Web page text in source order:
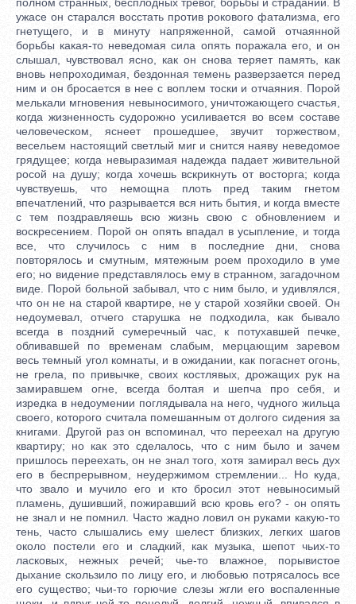
ужасе он старался восстать против рокового фатализма, его
гнетущего, и в минуту напряженной, самой отчаянной
борьбы какая-то неведомая сила опять поражала его, и он
слышал, чувствовал ясно, как он снова теряет память, как
вновь непроходимая, бездонная темень разверзается перед
ним и он бросается в нее с воплем тоски и отчаяния. Порой
мелькали мгновения невыносимого, уничтожающего счастья,
когда жизненность судорожно усиливается во всем составе
человеческом, яснеет прошедшее, звучит торжеством,
весельем настоящий светлый миг и снится наяву неведомое
грядущее; когда невыразимая надежда падает живительной
росой на душу; когда хочешь вскрикнуть от восторга; когда
чувствуешь, что немощна плоть пред таким гнетом
впечатлений, что разрывается вся нить бытия, и когда вместе
с тем поздравляешь всю жизнь свою с обновлением и
воскресением. Порой он опять впадал в усыпление, и тогда
все, что случилось с ним в последние дни, снова
повторялось и смутным, мятежным роем проходило в уме
его; но видение представлялось ему в странном, загадочном
виде. Порой больной забывал, что с ним было, и удивлялся,
что он не на старой квартире, не у старой хозяйки своей. Он
недоумевал, отчего старушка не подходила, как бывало
всегда в поздний сумеречный час, к потухавшей печке,
обливавшей по временам слабым, мерцающим заревом
весь темный угол комнаты, и в ожидании, как погаснет огонь,
не грела, по привычке, своих костлявых, дрожащих рук на
замиравшем огне, всегда болтая и шепча про себя, и
изредка в недоумении поглядывала на него, чудного жильца
своего, которого считала помешанным от долгого сидения за
книгами. Другой раз он вспоминал, что переехал на другую
квартиру; но как это сделалось, что с ним было и зачем
пришлось переехать, он не знал того, хотя замирал весь дух
его в беспрерывном, неудержимом стремлении... Но куда,
что звало и мучило его и кто бросил этот невыносимый
пламень, душивший, пожиравший всю кровь его? - он опять
не знал и не помнил. Часто жадно ловил он руками какую-то
тень, часто слышались ему шелест близких, легких шагов
около постели его и сладкий, как музыка, шепот чьих-то
ласковых, нежных речей; чье-то влажное, порывистое
дыхание скользило по лицу его, и любовью потрясалось все
его существо; чьи-то горючие слезы жгли его воспаленные